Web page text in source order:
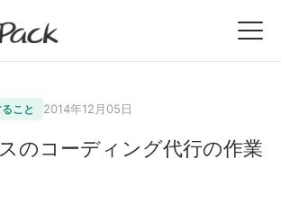
こと 2014年12月05日
のコーディング代行の作業